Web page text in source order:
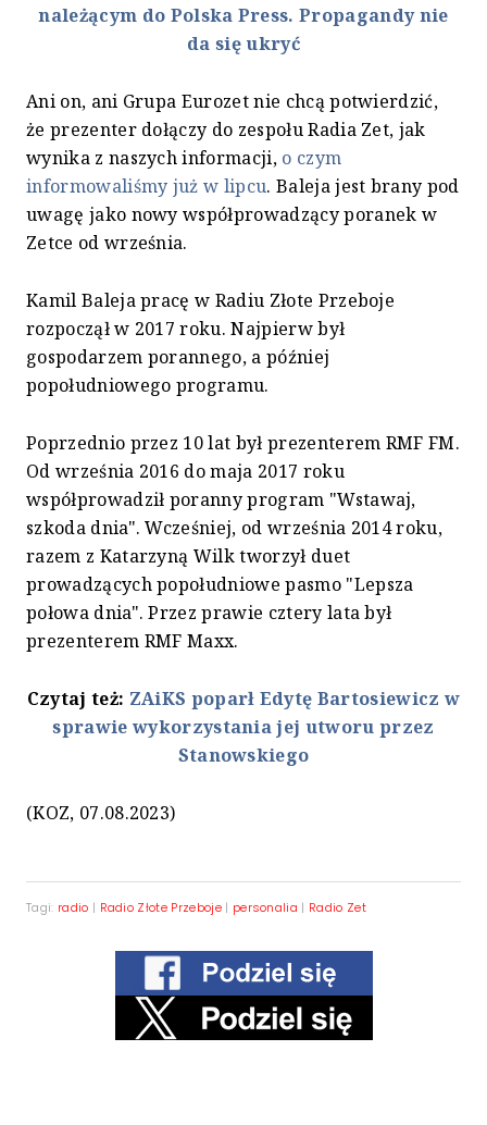
należącym do Polska Press. Propagandy nie
da się ukryć
Ani on, ani Grupa Eurozet nie chcą potwierdzić,
że prezenter dołączy do zespołu Radia Zet, jak
wynika z naszych informacji, o czym
informowaliśmy już w lipcu. Baleja jest brany pod
uwagę jako nowy współprowadzący poranek w
Zetce od września.
Kamil Baleja pracę w Radiu Złote Przeboje
rozpoczął w 2017 roku. Najpierw był
gospodarzem porannego, a później
popołudniowego programu.
Poprzednio przez 10 lat był prezenterem RMF FM.
Od września 2016 do maja 2017 roku
współprowadził poranny program "Wstawaj,
szkoda dnia". Wcześniej, od września 2014 roku,
razem z Katarzyną Wilk tworzył duet
prowadzących popołudniowe pasmo "Lepsza
połowa dnia". Przez prawie cztery lata był
prezenterem RMF Maxx.
Czytaj też: ZAiKS poparł Edytę Bartosiewicz w
sprawie wykorzystania jej utworu przez
Stanowskiego
(KOZ, 07.08.2023)
Tagi: radio | Radio Złote Przeboje| personalia | Radio Zet